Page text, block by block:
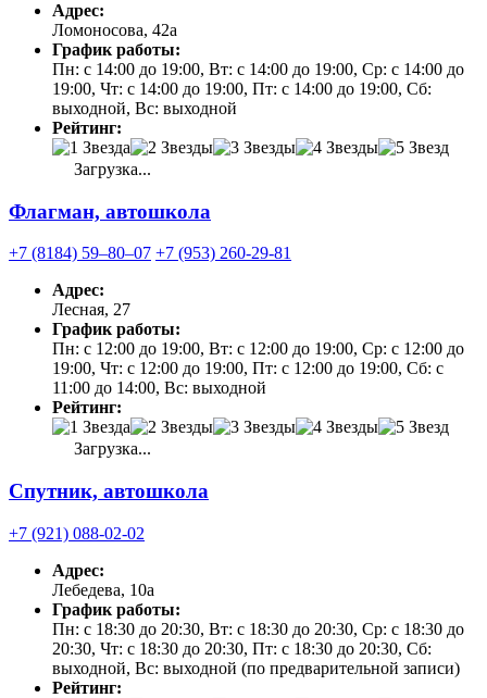
Адрес:
Ломоносова, 42а
График работы:
Пн: с 14:00 до 19:00, Вт: с 14:00 до 19:00, Ср: с 14:00 до
19:00, Чт: с 14:00 до 19:00, Пт: с 14:00 до 19:00, Сб:
выходной, Вс: выходной
Рейтинг:
Загрузка...
Флагман, автошкола
+7 (8184) 59‒80‒07 +7 (953) 260-29-81
Адрес:
Лесная, 27
График работы:
Пн: с 12:00 до 19:00, Вт: с 12:00 до 19:00, Ср: с 12:00 до
19:00, Чт: с 12:00 до 19:00, Пт: с 12:00 до 19:00, Сб: с
11:00 до 14:00, Вс: выходной
Рейтинг:
Загрузка...
Спутник, автошкола
+7 (921) 088-02-02
Адрес:
Лебедева, 10а
График работы:
Пн: с 18:30 до 20:30, Вт: с 18:30 до 20:30, Ср: с 18:30 до
20:30, Чт: с 18:30 до 20:30, Пт: с 18:30 до 20:30, Сб:
выходной, Вс: выходной (по предварительной записи)
Рейтинг: